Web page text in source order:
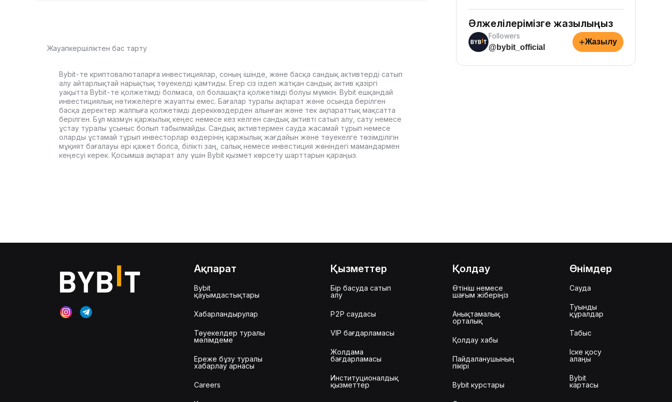
Жауапкершіліктен бас тарту
Bybit-те криптовалюталарға инвестициялар, соның ішінде, және басқа сандық активтерді сатып
алу айтарлықтай нарықтық тәуекелді қамтиды. Егер сіз іздеп жатқан сандық актив қазіргі
уақытта Bybit-те қолжетімді болмаса, ол болашақта қолжетімді болуы мүмкін. Bybit ешқандай
инвестициялық нәтижелерге жауапты емес. Бағалар туралы ақпарат және осында берілген
басқа деректер жалпыға қолжетімді дереккөздерден алынған және тек ақпараттық мақсатта
берілген. Бұл мазмұн қаржылық кеңес немесе кез келген сандық активті сатып алу, сату немесе
ұстау туралы ұсыныс болып табылмайды. Сандық активтермен сауда жасамай тұрып немесе
оларды ұстамай тұрып инвесторлар өздерінің қаржылық жағдайын және тәуекелге төзімділігін
мұқият бағалауы әрі қажет болса, білікті заң, салық немесе инвестиция жөніндегі мамандармен
кеңесуі керек. Қосымша ақпарат алу үшін Bybit қызмет көрсету шарттарын қараңыз.
Әлжелілерімізге жазылыңыз
Followers
@bybit_official
+Жазылу
Ақпарат
Bybit
қауымдастықтары
Хабарландырулар
Тәуекелдер туралы
мәлімдеме
Ереже бұзу туралы
хабарлау арнасы
Careers
Қызметтер
Бір басуда сатып
алу
P2P саудасы
VIP бағдарламасы
Жолдама
бағдарламасы
Институционалдық
қызметтер
Қолдау
Өтініш немесе
шағым жіберіңіз
Анықтамалық
орталық
Қолдау хабы
Пайдаланушының
пікірі
Bybit курстары
Өнімдер
Сауда
Туынды
құралдар
Табыс
Іске қосу
алаңы
Bybit
картасы